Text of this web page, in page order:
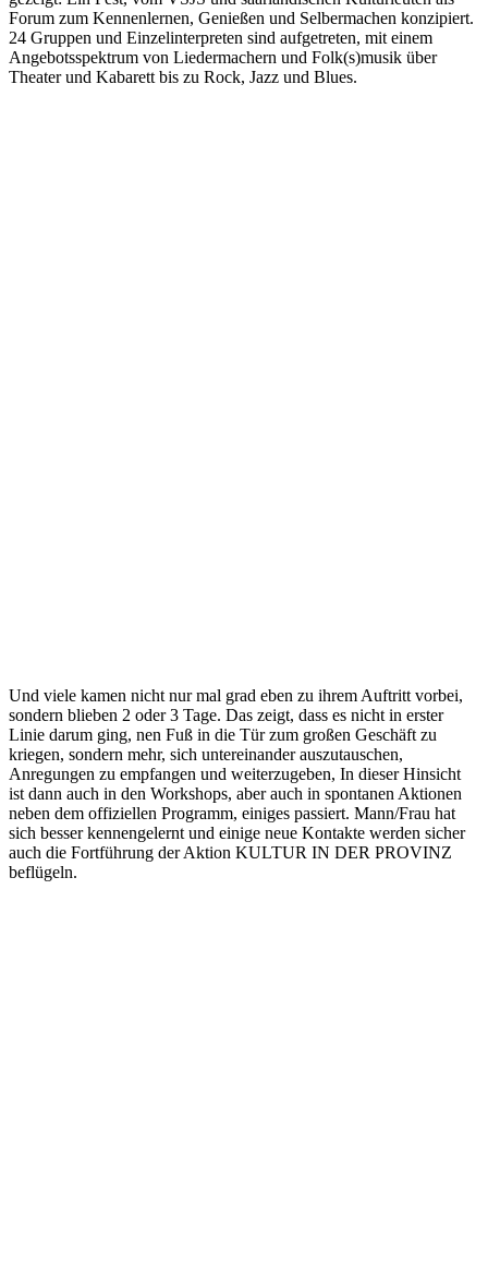
Forum zum Kennenlernen, Genießen und Selbermachen konzipiert.
24 Gruppen und Einzelinterpreten sind aufgetreten, mit einem
Angebotsspektrum von Liedermachern und Folk(s)musik über
Theater und Kabarett bis zu Rock, Jazz und Blues.
Und viele kamen nicht nur mal grad eben zu ihrem Auftritt vorbei,
sondern blieben 2 oder 3 Tage. Das zeigt, dass es nicht in erster
Linie darum ging, nen Fuß in die Tür zum großen Geschäft zu
kriegen, sondern mehr, sich untereinander auszutauschen,
Anregungen zu empfangen und weiterzugeben, In dieser Hinsicht
ist dann auch in den Workshops, aber auch in spontanen Aktionen
neben dem offiziellen Programm, einiges passiert. Mann/Frau hat
sich besser kennengelernt und einige neue Kontakte werden sicher
auch die Fortführung der Aktion KULTUR IN DER PROVINZ
beflügeln.